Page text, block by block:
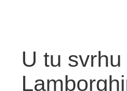
U tu